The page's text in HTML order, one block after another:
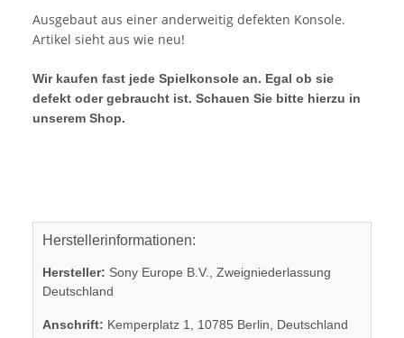
Ausgebaut aus einer anderweitig defekten Konsole.
Artikel sieht aus wie neu!
Wir kaufen fast jede Spielkonsole an. Egal ob sie
defekt oder gebraucht ist. Schauen Sie bitte hierzu in
unserem Shop.
Herstellerinformationen:
Hersteller: Sony Europe B.V., Zweigniederlassung
Deutschland
Anschrift: Kemperplatz 1, 10785 Berlin, Deutschland